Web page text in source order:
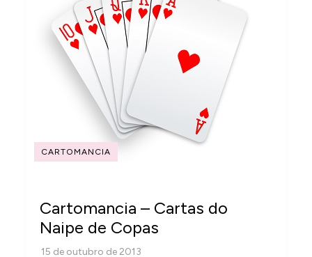
CARTOMANCIA
Cartomancia – Cartas do
Naipe de Copas